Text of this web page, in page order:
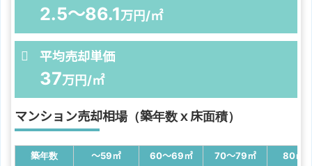
2.5～86.1万円/㎡
平均売却単価
37万円/㎡
マンション売却相場（築年数ｘ床面積）
築年数 ～59㎡ 60～69㎡ 70～79㎡ 80㎡